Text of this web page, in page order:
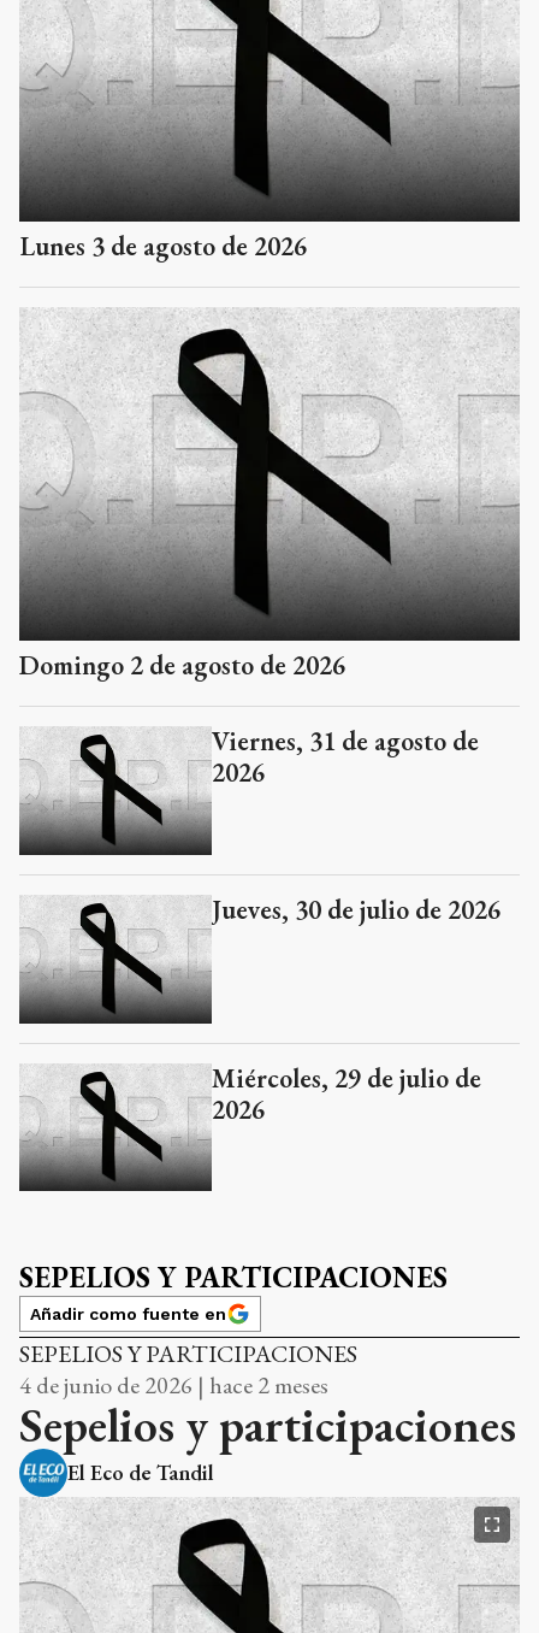
Lunes 3 de agosto de 2026
Domingo 2 de agosto de 2026
Viernes, 31 de agosto de
2026
Jueves, 30 de julio de 2026
Miércoles, 29 de julio de
2026
SEPELIOS Y PARTICIPACIONES
Añadir como fuente en
SEPELIOS Y PARTICIPACIONES
4 de junio de 2026 | hace 2 meses
Sepelios y participaciones
El Eco de Tandil